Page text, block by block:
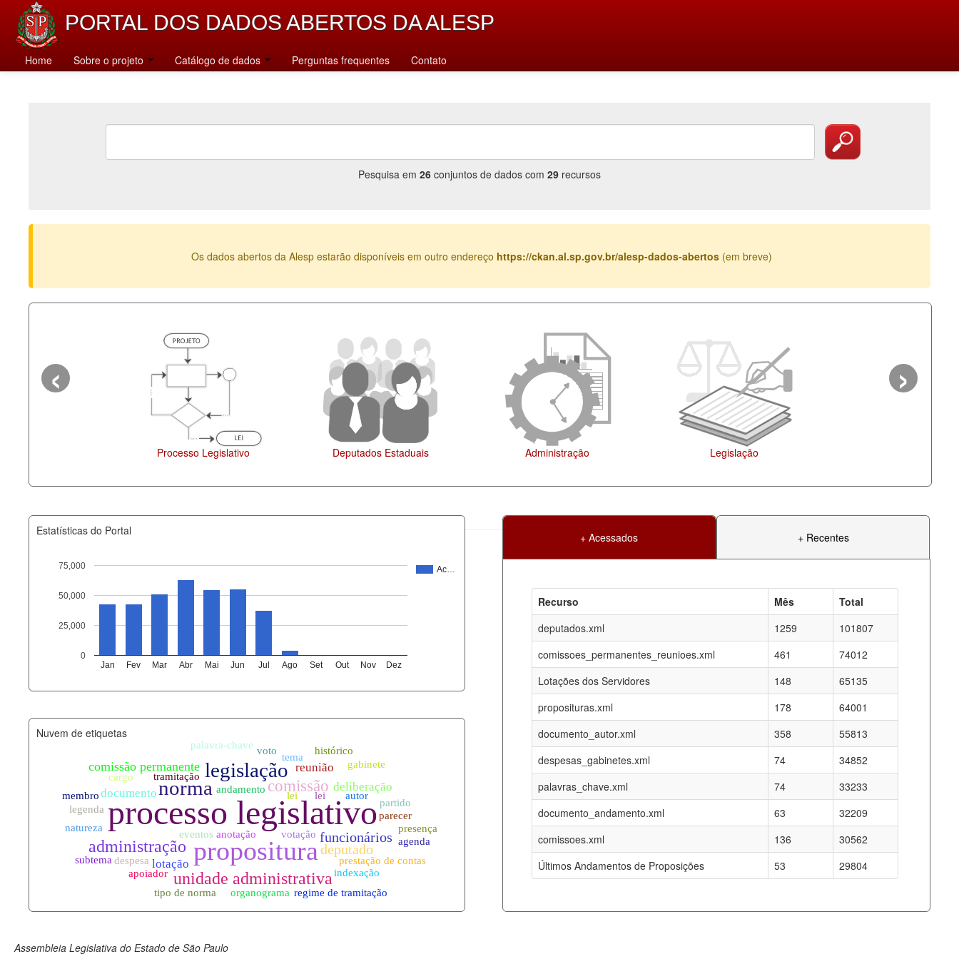
PORTAL DOS DADOS ABERTOS DA ALESP
Home Sobre o projeto Catálogo de dados Perguntas frequentes Contato
Pesquisa em 26 conjuntos de dados com 29 recursos
Os dados abertos da Alesp estarão disponíveis em outro endereço https://ckan.al.sp.gov.br/alesp-dados-abertos (em breve)
Deputados Estaduais Administração Legislação
‹ ›
Estatísticas do Portal
Ac…
Jan Fev Mar Abr Mai Jun Jul Ago Set Out Nov Dez
0
25,000
50,000
75,000
+ Acessados + Recentes
Recurso Mês
Total
deputados.xml
1259
101807
comissoes_permanentes_reunioes.xml
461
74012
Lotações dos Servidores
148
65135
proposituras.xml
178
64001
documento_autor.xml
358
55813
despesas_gabinetes.xml
74
34852
palavras_chave.xml
74
33233
documento_andamento.xml
63
32209
comissoes.xml
136
30562
Últimos Andamentos de Proposições
53 29804
documento_andamento_atual.xml
05-08-2026
agenda_eventos.xml
05-08-2026
comissoes_permanentes_votacoes.xml
05-08-2026
documento_andamento.xml
05-08-2026
palavras_chave.xml
05-08-2026
legislacao_normas.xml
05-08-2026
legislacao_norma_anotacoes.xml
05-08-2026
Nuvem de etiquetas
Assembleia Legislativa do Estado de São Paulo